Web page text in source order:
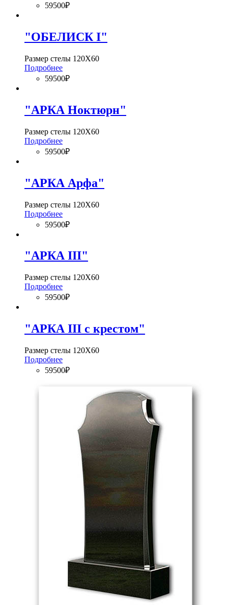
59500₽
"ОБЕЛИСК I"
Размер стелы 120Х60
Подробнее
59500₽
"АРКА Ноктюрн"
Размер стелы 120Х60
Подробнее
59500₽
"АРКА Арфа"
Размер стелы 120Х60
Подробнее
59500₽
"АРКА III"
Размер стелы 120Х60
Подробнее
59500₽
"АРКА III с крестом"
Размер стелы 120Х60
Подробнее
59500₽